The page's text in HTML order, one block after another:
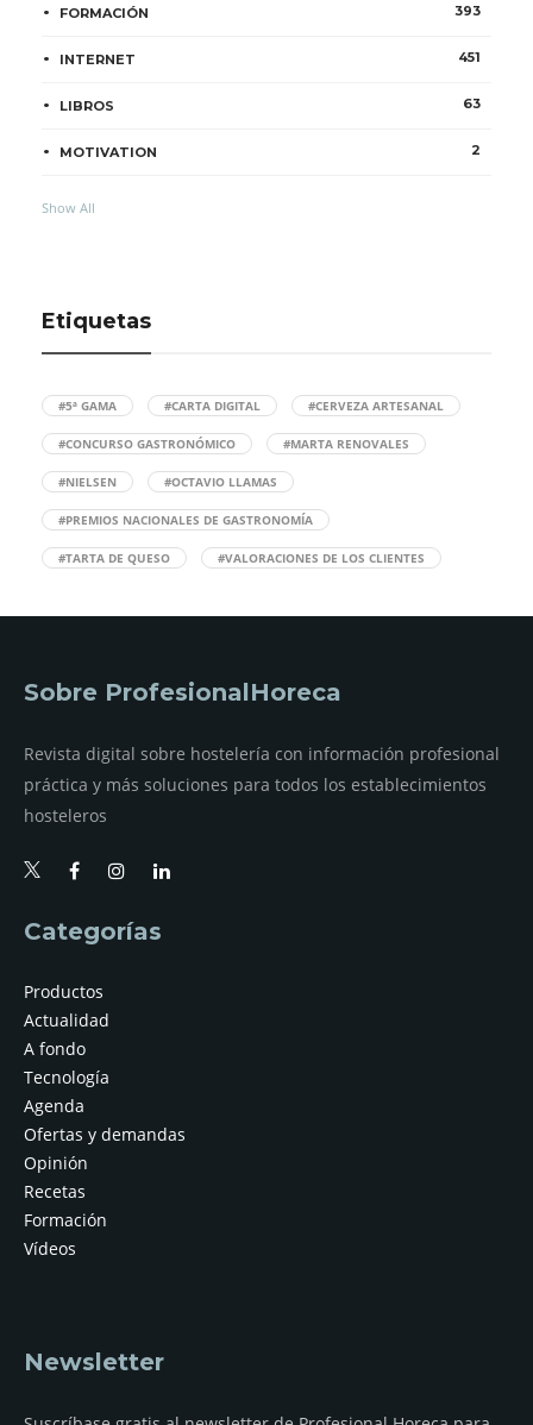
FORMACIÓN 393
INTERNET 451
LIBROS 63
MOTIVATION 2
Show All
Etiquetas
#5ª GAMA #CARTA DIGITAL #CERVEZA ARTESANAL
#CONCURSO GASTRONÓMICO #MARTA RENOVALES
#NIELSEN #OCTAVIO LLAMAS
#PREMIOS NACIONALES DE GASTRONOMÍA
#TARTA DE QUESO #VALORACIONES DE LOS CLIENTES
Sobre ProfesionalHoreca
Revista digital sobre hostelería con información profesional
práctica y más soluciones para todos los establecimientos
hosteleros
Categorías
Productos
Actualidad
A fondo
Tecnología
Agenda
Ofertas y demandas
Opinión
Recetas
Formación
Vídeos
Newsletter